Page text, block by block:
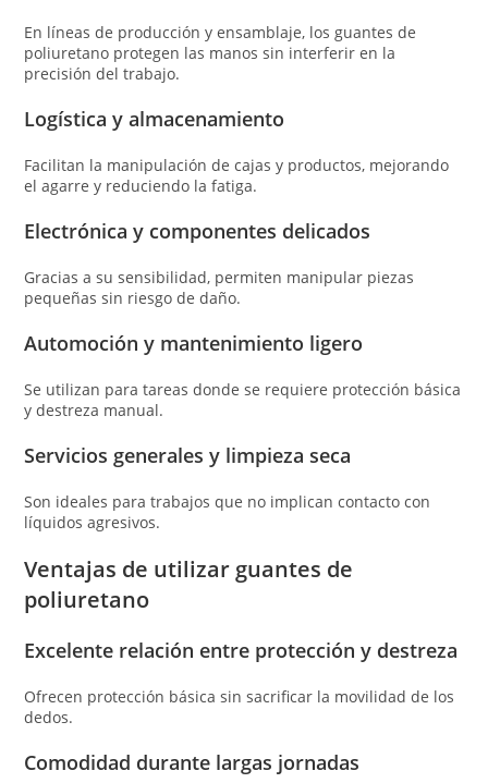
En líneas de producción y ensamblaje, los guantes de
poliuretano protegen las manos sin interferir en la
precisión del trabajo.
Logística y almacenamiento
Facilitan la manipulación de cajas y productos, mejorando
el agarre y reduciendo la fatiga.
Electrónica y componentes delicados
Gracias a su sensibilidad, permiten manipular piezas
pequeñas sin riesgo de daño.
Automoción y mantenimiento ligero
Se utilizan para tareas donde se requiere protección básica
y destreza manual.
Servicios generales y limpieza seca
Son ideales para trabajos que no implican contacto con
líquidos agresivos.
Ventajas de utilizar guantes de
poliuretano
Excelente relación entre protección y destreza
Ofrecen protección básica sin sacrificar la movilidad de los
dedos.
Comodidad durante largas jornadas